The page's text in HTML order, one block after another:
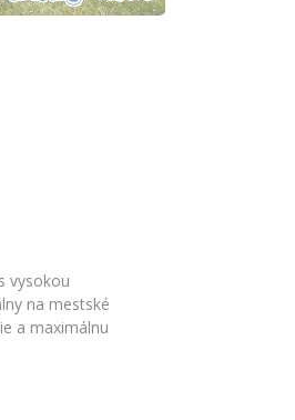
vysokou
na mestské
a maximálnu